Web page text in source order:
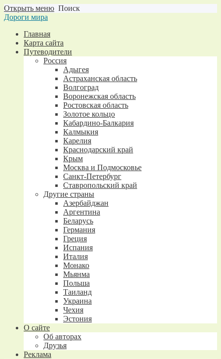
Открыть меню Поиск
Дороги мира
Главная
Карта сайта
Путеводители
Россия
Адыгея
Астраханская область
Волгоград
Воронежская область
Ростовская область
Золотое кольцо
Кабардино-Балкария
Калмыкия
Карелия
Краснодарский край
Крым
Москва и Подмосковье
Санкт-Петербург
Ставропольский край
Другие страны
Азербайджан
Аргентина
Беларусь
Германия
Греция
Испания
Италия
Монако
Мьянма
Польша
Таиланд
Украина
Чехия
Эстония
О сайте
Об авторах
Друзья
Реклама